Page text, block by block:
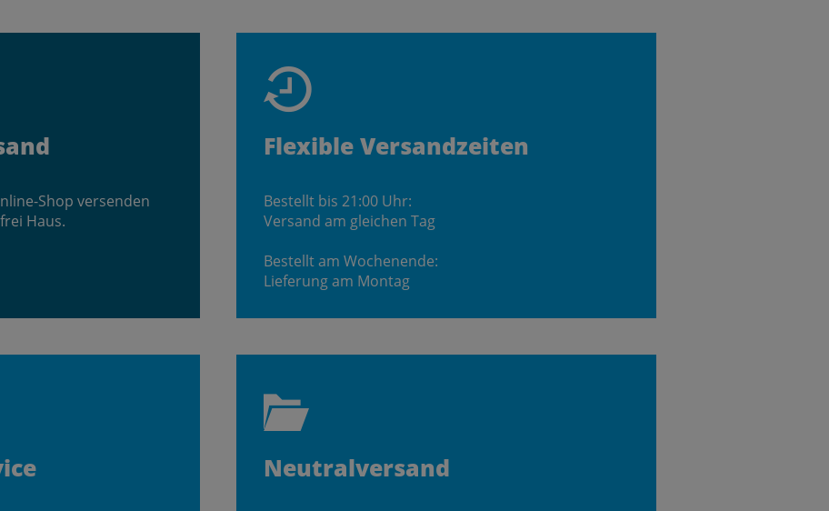
Shop versenden
Haus.
Flexible Versandzeiten
Bestellt bis 21:00 Uhr:
Versand am gleichen Tag
Bestellt am Wochenende:
Lieferung am Montag
Neutralversand